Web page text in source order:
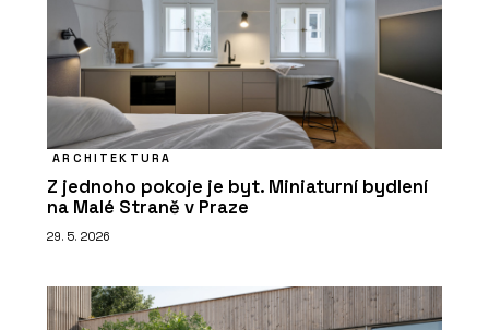
ARCHITEKTURA
Z jednoho pokoje je byt. Miniaturní bydlení
na Malé Straně v Praze
29. 5. 2026